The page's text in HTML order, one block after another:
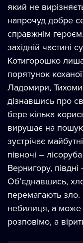
який не
напрочуд добре
справжнім
західній частині
Котигорошко
порятунок
Ладомири,
дізнавшись про
бере кілька
вирушає на
зустрічає
півночі –
Вернигору,
Об’єднавшись,
перемагають
небилиця, а
розповімо, а